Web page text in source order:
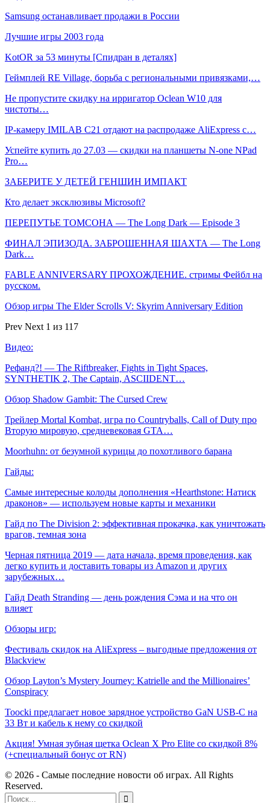
Samsung останавливает продажи в России
Лучшие игры 2003 года
KotOR за 53 минуты [Спидран в деталях]
Геймплей RE Village, борьба с региональными привязками,…
Не пропустите скидку на ирригатор Oclean W10 для
чистоты…
IP-камеру IMILAB C21 отдают на распродаже AliExpress с…
Успейте купить до 27.03 — скидки на планшеты N-one NPad
Pro…
ЗАБЕРИТЕ У ДЕТЕЙ ГЕНШИН ИМПАКТ
Кто делает эксклюзивы Microsoft?
ПЕРЕПУТЬЕ ТОМСОНА — The Long Dark — Episode 3
ФИНАЛ ЭПИЗОДА. ЗАБРОШЕННАЯ ШАХТА — The Long
Dark…
FABLE ANNIVERSARY ПРОХОЖДЕНИЕ. стримы Фейбл на
русском.
Обзор игры The Elder Scrolls V: Skyrim Anniversary Edition
Prev Next 1 из 117
Видео:
Рефанд?! — The Riftbreaker, Fights in Tight Spaces,
SYNTHETIK 2, The Captain, ASCIIDENT…
Обзор Shadow Gambit: The Cursed Crew
Трейлер Mortal Kombat, игра по Countryballs, Call of Duty про
Вторую мировую, средневековая GTA…
Moorhuhn: от безумной курицы до похотливого барана
Гайды:
Самые интересные колоды дополнения «Hearthstone: Натиск
драконов» — используем новые карты и механики
Гайд по The Division 2: эффективная прокачка, как уничтожать
врагов, темная зона
Черная пятница 2019 — дата начала, время проведения, как
легко купить и доставить товары из Amazon и других
зарубежных…
Гайд Death Stranding — день рождения Сэма и на что он
влияет
Обзоры игр:
Фестиваль скидок на AliExpress – выгодные предложения от
Blackview
Обзор Layton’s Mystery Journey: Katrielle and the Millionaires’
Conspiracy
Toocki предлагает новое зарядное устройство GaN USB-C на
33 Вт и кабель к нему со скидкой
Акция! Умная зубная щетка Oclean X Pro Elite со скидкой 8%
(+специальный бонус от RN)
© 2026 - Самые последние новости об играх. All Rights
Reserved.